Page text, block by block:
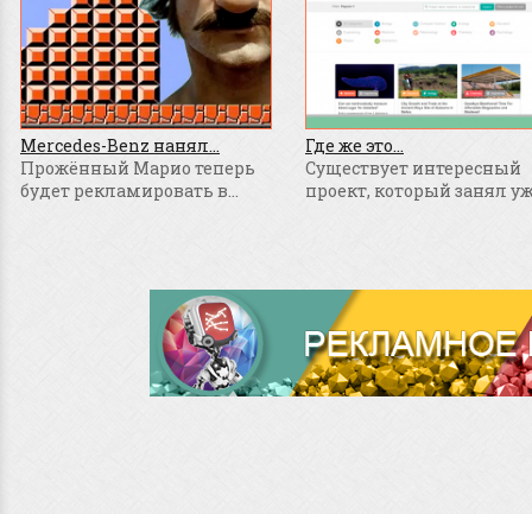
Mercedes-Benz нанял...
Прожённый Марио теперь
будет рекламировать в...
Где же это...
Существует интересный
проект, который занял